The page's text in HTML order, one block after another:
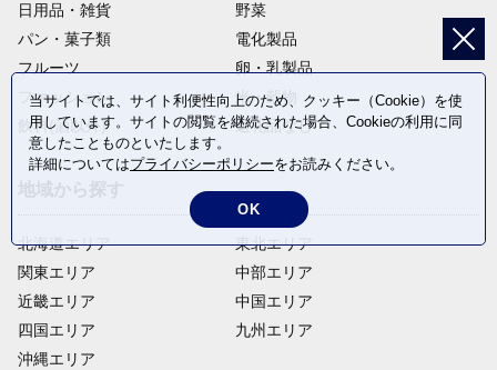
日用品・雑貨
野菜
パン・菓子類
電化製品
フルーツ
卵・乳製品
ファッション
米・穀物
飲料(酒以外)
返礼品なし
北海道エリア
関東エリア
近畿エリア
四国エリア
沖縄エリア
東北エリア
中部エリア
中国エリア
九州エリア
当サイトでは、サイト利便性向上のため、クッキー（Cookie）を使
用しています。サイトの閲覧を継続された場合、Cookieの利用に同
意したことものといたします。
詳細についてはプライバシーポリシーをお読みください。
OK